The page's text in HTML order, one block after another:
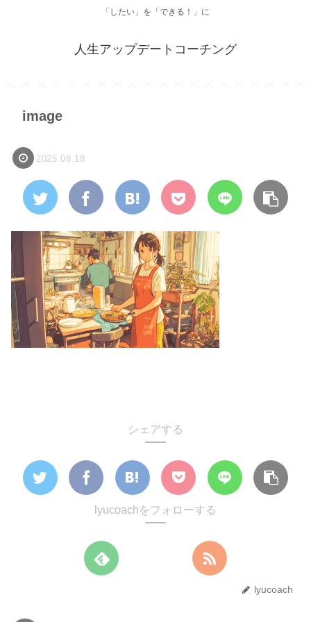
「したい」を「できる！」に
人生アップデートコーチング
image
2025.08.18
シェアする
lyucoachをフォローする
lyucoach